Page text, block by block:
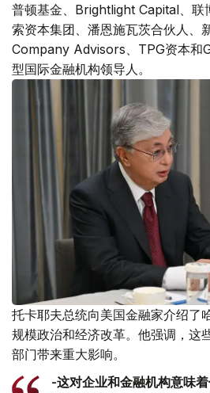
普顿基金、Brightlight Capital、联
索资本集团、潘恩施瓦茨合伙人、
Company Advisors、TPG资本和
型国际金融机构领导人。
托卡耶夫总统向美国金融家介绍了
规模政治和经济改革。他强调，这
部门带来重大影响。
-这对企业和金融机构意味